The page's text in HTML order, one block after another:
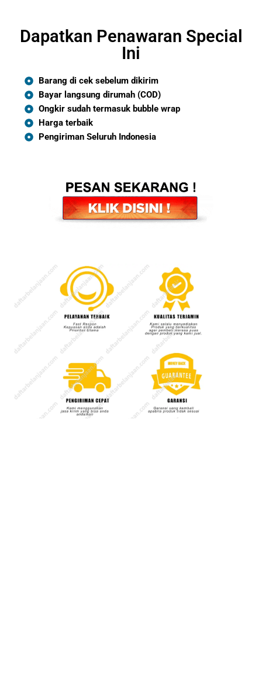
Dapatkan Penawaran Special
Ini
Barang di cek sebelum dikirim
Bayar langsung dirumah (COD)
Ongkir sudah termasuk bubble wrap
Harga terbaik
Pengiriman Seluruh Indonesia